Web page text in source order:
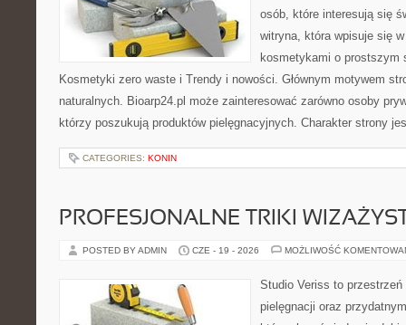
osób, które interesują się
witryna, która wpisuje się
kosmetykami o prostszym
Kosmetyki zero waste i Trendy i nowości. Głównym motywem
naturalnych. Bioarp24.pl może zainteresować zarówno osoby
którzy poszukują produktów pielęgnacyjnych. Charakter strony
CATEGORIES: KONIN
PROFESJONALNE TRIKI
POSTED BY ADMIN CZE - 19 - 2026 MOŻLIWOŚĆ
Studio Veriss to
pielęgnacji oraz